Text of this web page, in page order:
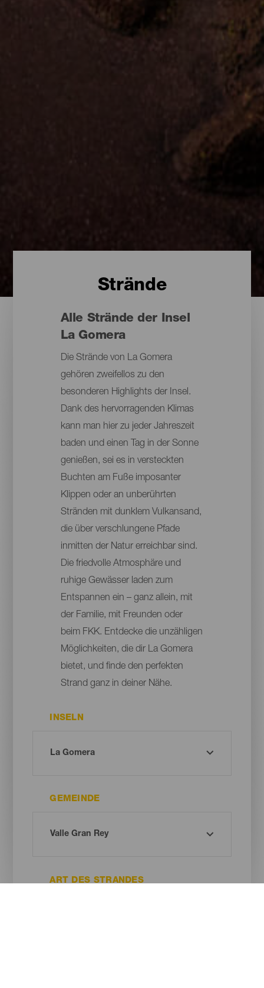
Strände
Alle Strände der Insel
La Gomera
Die Strände von La Gomera
gehören zweifellos zu den
besonderen Highlights der Insel.
Dank des hervorragenden Klimas
kann man hier zu jeder Jahreszeit
baden und einen Tag in der Sonne
genießen, sei es in versteckten
Buchten am Fuße imposanter
Klippen oder an unberührten
Stränden mit dunklem Vulkansand,
die über verschlungene Pfade
inmitten der Natur erreichbar sind.
Die friedvolle Atmosphäre und
ruhige Gewässer laden zum
Entspannen ein – ganz allein, mit
der Familie, mit Freunden oder
beim FKK. Entdecke die unzähligen
Möglichkeiten, die dir La Gomera
bietet, und finde den perfekten
Strand ganz in deiner Nähe.
INSELN
GEMEINDE
ART DES STRANDES